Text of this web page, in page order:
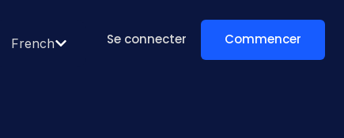
French Se connecter Commencer